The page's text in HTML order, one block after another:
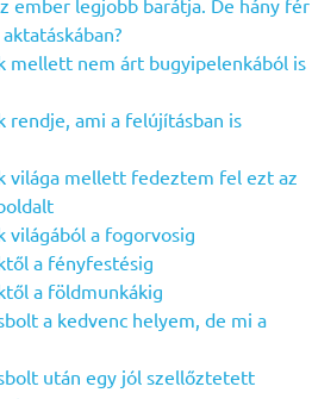
ember legjobb barátja. De hány fér
mellett nem árt bugyipelenkából is
rendje, ami a felújításban is
világa mellett fedeztem fel ezt az
világából a fogorvosig
a fényfestésig
a földmunkákig
a kedvenc helyem, de mi a
után egy jól szellőztetett